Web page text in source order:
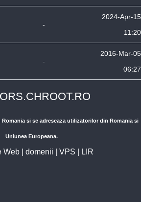
-
2024-Apr-15
11:20
-
2016-Mar-05
06:27
si se adreseaza utilizatorilor din Romania si
Uniunea Europeana.
Web| domenii VPS LIR